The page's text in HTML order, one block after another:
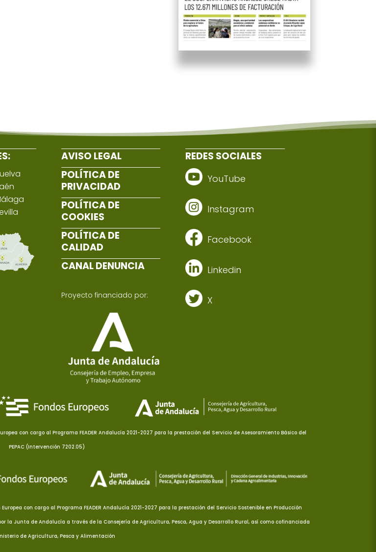
AVISO LEGAL
POLÍTICA DE
PRIVACIDAD
POLÍTICA DE
COOKIES
POLÍTICA DE
CALIDAD
CANAL DENUNCIA
Proyecto financiado por:
REDES SOCIALES
YouTube
Instagram
Facebook
Linkedin
X
con cargo al Programa FEADER Andalucía 2021-2027 para la prestación del Servicio de Asesoramiento Básico del
PEPAC (Intervención 7202.05)
con cargo al Programa FEADER Andalucía 2021-2027 para la prestación del Servicio Sostenible en Producción
la Junta de Andalucía a través de la Consejería de Agricultura, Pesca, Agua y Desarrollo Rural, así como cofinanciada
de Agricultura, Pesca y Alimentación